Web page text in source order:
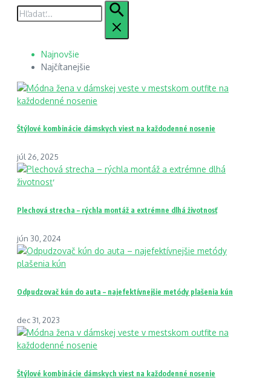
Hľadať:
Najnovšie
Najčítanejšie
Štýlové kombinácie dámskych viest na každodenné nosenie
júl 26, 2025
Plechová strecha – rýchla montáž a extrémne dlhá životnosť
jún 30, 2024
Odpudzovač kún do auta – najefektívnejšie metódy plašenia kún
dec 31, 2023
Štýlové kombinácie dámskych viest na každodenné nosenie